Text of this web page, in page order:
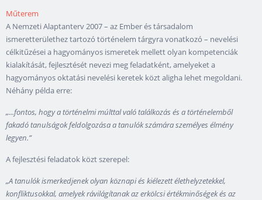
Műterem
A Nemzeti Alaptanterv 2007 – az Ember és társadalom
ismeretterülethez tartozó történelem tárgyra vonatkozó – nevelési
célkitűzései a hagyományos ismeretek mellett olyan kompetenciák
kialakítását, fejlesztését nevezi meg feladatként, amelyeket a
hagyományos oktatási nevelési keretek közt aligha lehet megoldani.
Néhány példa erre:
„...fontos, hogy a történelmi múlttal való találkozás és a történelemből
fakadó tanulságok feldolgozása a tanulók számára személyes élmény
legyen.”
A fejlesztési feladatok közt szerepel:
„A tanulók ismerkedjenek olyan köznapi és kiélezett élethelyzetekkel,
konfliktusokkal, amelyek rávilágítanak az erkölcsi értékminőségek és az